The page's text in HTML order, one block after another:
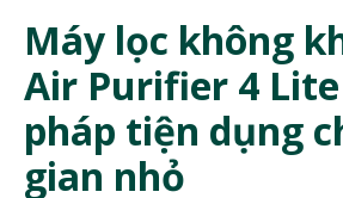
Máy lọc không
Air Purifier 4 Lite
pháp tiện dụng
gian nhỏ